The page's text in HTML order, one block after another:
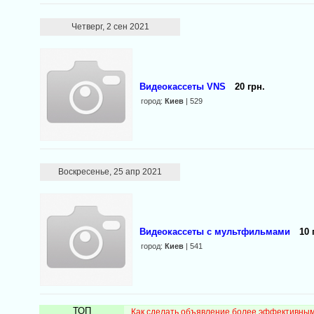
Четверг, 2 сен 2021
Видеокассеты VNS 20 грн.
город:Киев | 529
Воскресенье, 25 апр 2021
Видеокассеты с мультфильмами 10
город:Киев | 541
ТОП Как сделать объявление более